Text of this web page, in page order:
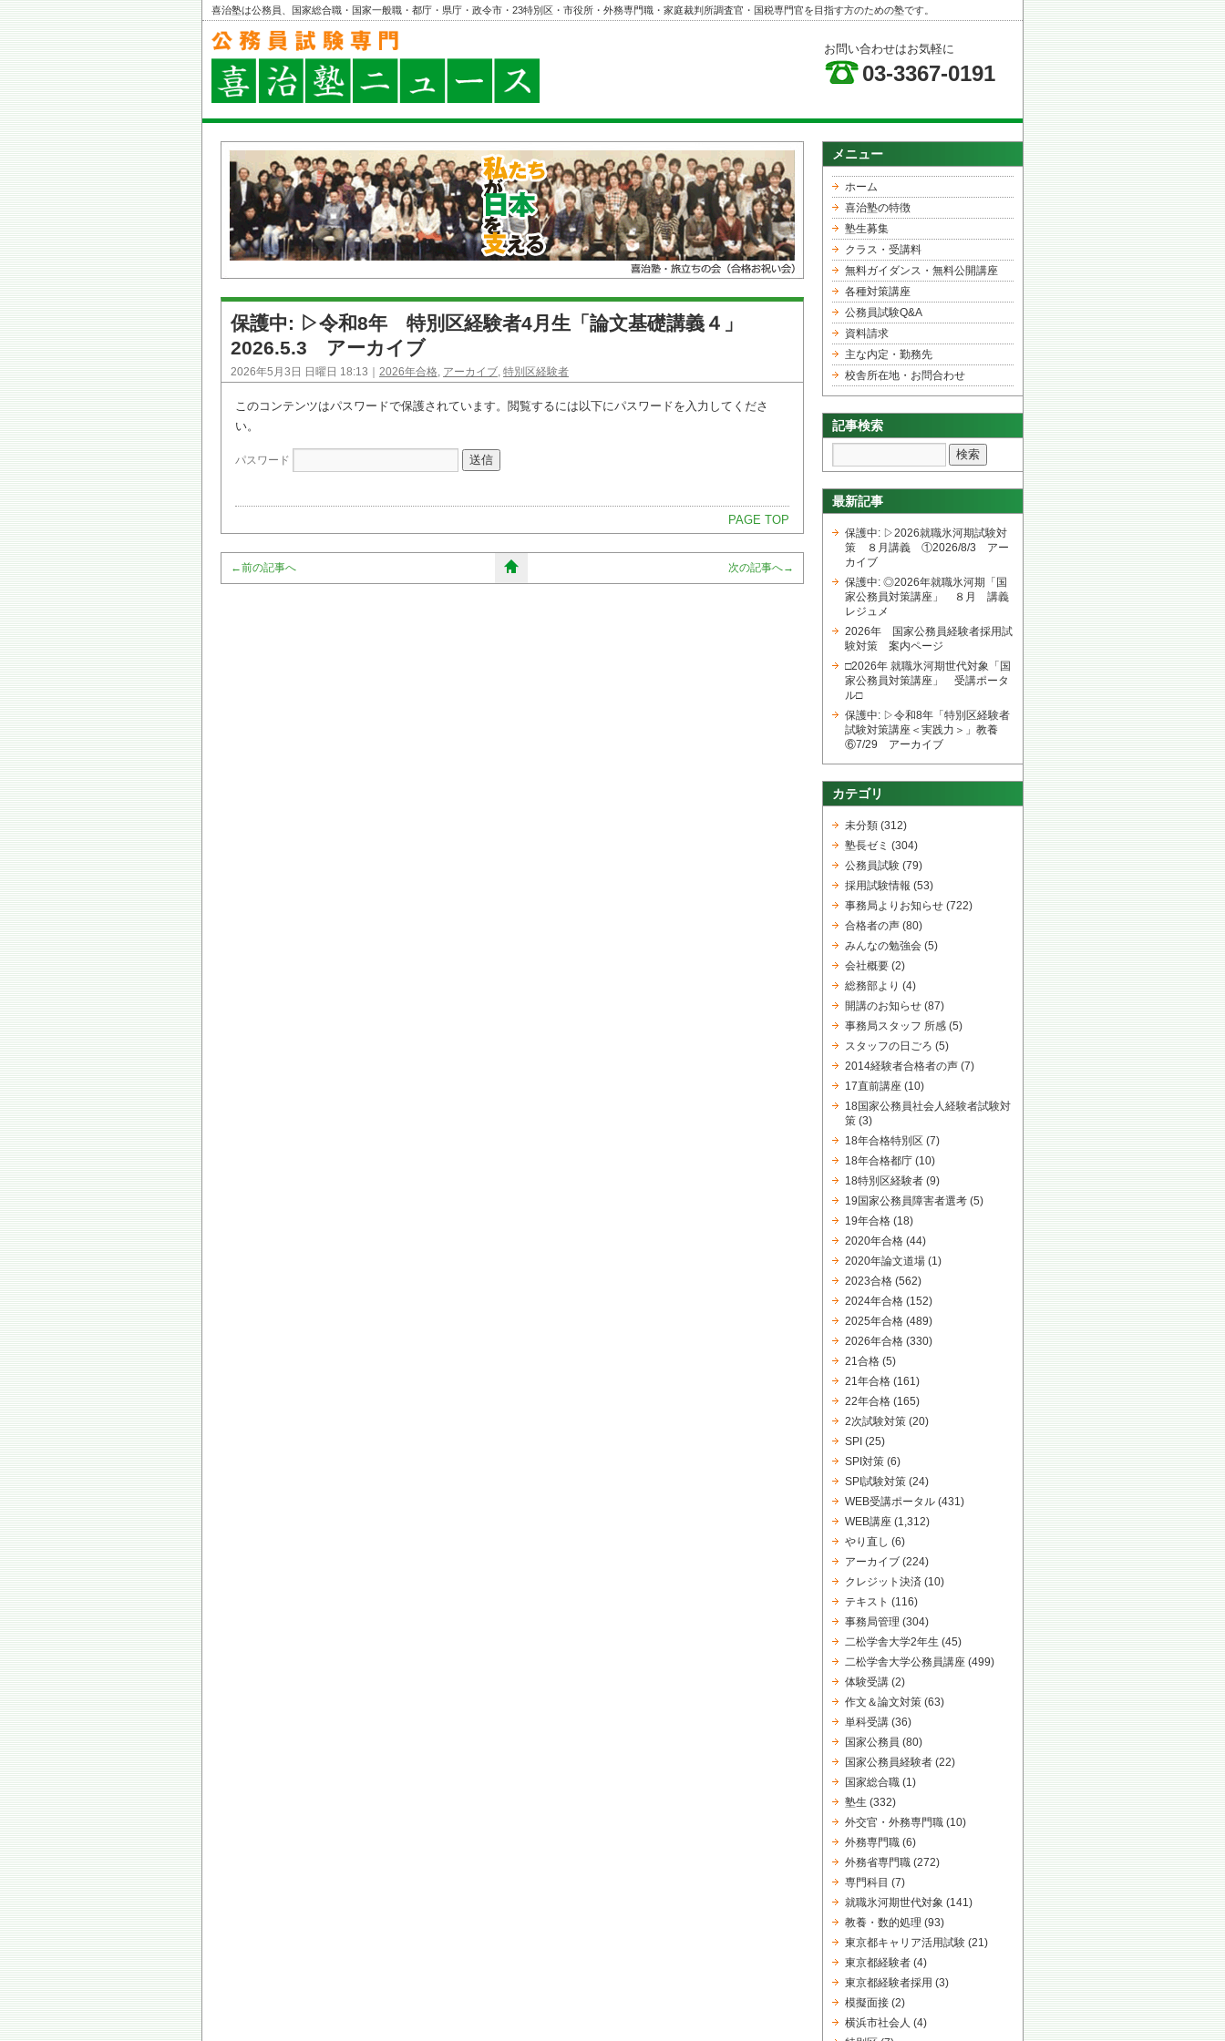
喜治塾は公務員、国家総合職・国家一般職・都庁・県庁・政令市・23特別区・市役所・外務専門職・家庭裁判所調査官・国税専門官を目指す方のための塾です。
お問い合わせはお気軽に
03-3367-0191
保護中: ▷令和8年 特別区経験者4月生「論文基礎講義４」
2026.5.3 アーカイブ
2026年5月3日 日曜日 18:13｜ 2026年合格, アーカイブ, 特別区経験者
このコンテンツはパスワードで保護されています。閲覧するには以下にパスワードを入力してくださ
い。
パスワード
PAGE TOP
←前の記事へ 次の記事へ→
メニュー
ホーム
喜治塾の特徴
塾生募集
クラス・受講料
無料ガイダンス・無料公開講座
各種対策講座
公務員試験Q&A
資料請求
主な内定・勤務先
校舎所在地・お問合わせ
記事検索
最新記事
保護中: ▷2026就職氷河期試験対
策 ８月講義 ①2026/8/3 アー
カイブ
保護中: ◎2026年就職氷河期「国
家公務員対策講座」 ８月 講義
レジュメ
2026年 国家公務員経験者採用試
験対策 案内ページ
□2026年 就職氷河期世代対象「国
家公務員対策講座」 受講ポータ
ル□
保護中: ▷令和8年「特別区経験者
試験対策講座＜実践力＞」教養
⑥7/29 アーカイブ
カテゴリ
未分類 (312)
塾長ゼミ (304)
公務員試験 (79)
採用試験情報 (53)
事務局よりお知らせ (722)
合格者の声 (80)
みんなの勉強会 (5)
会社概要 (2)
総務部より (4)
開講のお知らせ (87)
事務局スタッフ 所感 (5)
スタッフの日ごろ (5)
2014経験者合格者の声 (7)
17直前講座 (10)
18国家公務員社会人経験者試験対
策 (3)
18年合格特別区 (7)
18年合格都庁 (10)
18特別区経験者 (9)
19国家公務員障害者選考 (5)
19年合格 (18)
2020年合格 (44)
2020年論文道場 (1)
2023合格 (562)
2024年合格 (152)
2025年合格 (489)
2026年合格 (330)
21合格 (5)
21年合格 (161)
22年合格 (165)
2次試験対策 (20)
SPI (25)
SPI対策 (6)
SPI試験対策 (24)
WEB受講ポータル (431)
WEB講座 (1,312)
やり直し (6)
アーカイブ (224)
クレジット決済 (10)
テキスト (116)
事務局管理 (304)
二松学舎大学2年生 (45)
二松学舎大学公務員講座 (499)
体験受講 (2)
作文＆論文対策 (63)
単科受講 (36)
国家公務員 (80)
国家公務員経験者 (22)
国家総合職 (1)
塾生 (332)
外交官・外務専門職 (10)
外務専門職 (6)
外務省専門職 (272)
専門科目 (7)
就職氷河期世代対象 (141)
教養・数的処理 (93)
東京都キャリア活用試験 (21)
東京都経験者 (4)
東京都経験者採用 (3)
模擬面接 (2)
横浜市社会人 (4)